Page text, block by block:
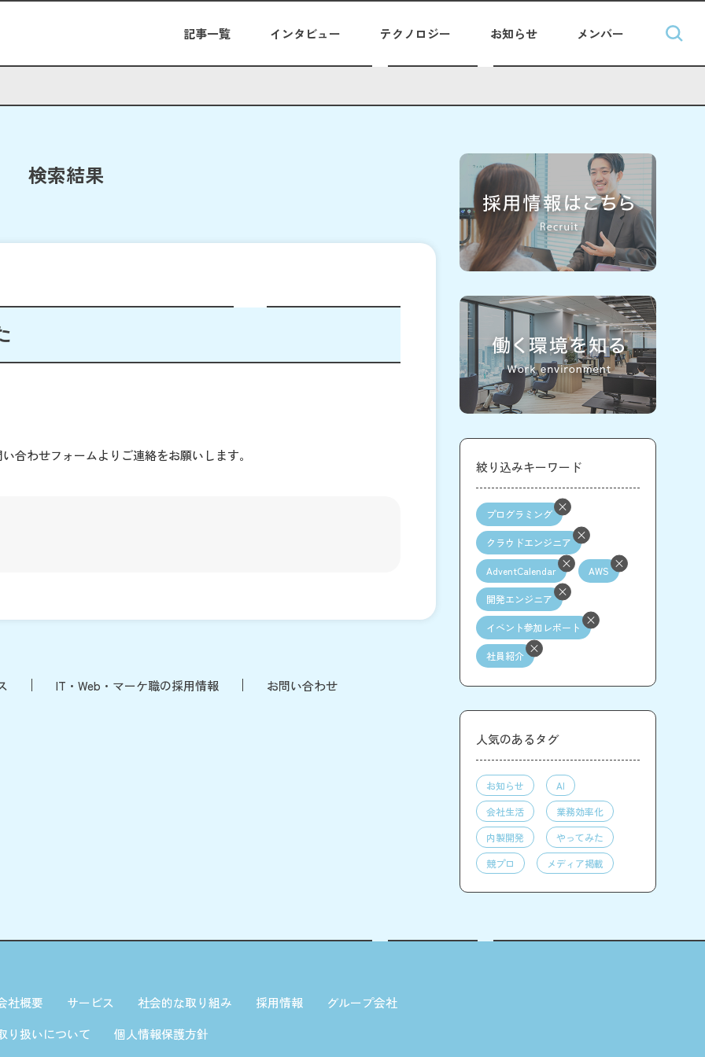
記事一覧 インタビュー テクノロジー お知らせ メンバー
検索結果
合わせフォームよりご連絡をお願いします。
IT・Web・マーケ職の採用情報 お問い合わせ
絞り込みキーワード
プログラミング
クラウドエンジニア
AdventCalendar AWS
開発エンジニア
イベント参加レポート
社員紹介
人気のあるタグ
お知らせ
AI
会社生活
業務効率化
内製開発
やってみた
競プロ
メディア掲載
社概要 サービス 社会的な取り組み 採用情報
グループ会社
り扱いについて
個人情報保護方針